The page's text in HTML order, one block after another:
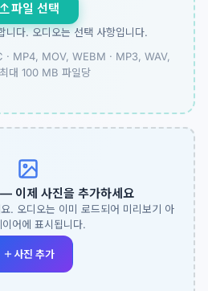
파일 선택
니다. 오디오는 선택 사항입니다.
· MP4, MOV, WEBM · MP3, WAV,
최대 100 MB 파일당
이제 사진을 추가하세요
. 오디오는 이미 로드되어 미리보기 아
이어에 표시됩니다.
사진 추가